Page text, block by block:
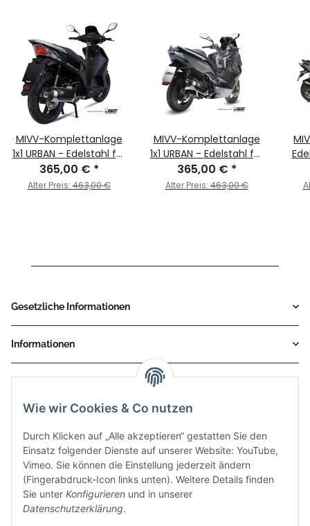
Wie wir Cookies & Co nutzen
Durch Klicken auf „Alle akzeptieren“ gestatten Sie den
Einsatz folgender Dienste auf unserer Website: YouTube,
Vimeo. Sie können die Einstellung jederzeit ändern
(Fingerabdruck-Icon links unten). Weitere Details finden
Sie unter Konfigurieren und in unserer
Datenschutzerklärung.
MIVV-Komplettanlage
1x1 URBAN - Edelstahl für
KYMCO - AGILITY 125
R16+ BJ. 2014 > 2016 -
365,00 € *
Alter Preis:463,00 €
MIVV-Komplettanlage
1x1 URBAN - Edelstahl für
KYMCO - XCITING 400
BJ. 2013 > 2016 -
365,00 € *
Alter Preis:463,00 €
Gesetzliche Informationen
Informationen